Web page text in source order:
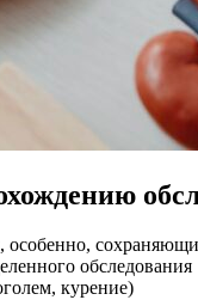
обследования
курение)